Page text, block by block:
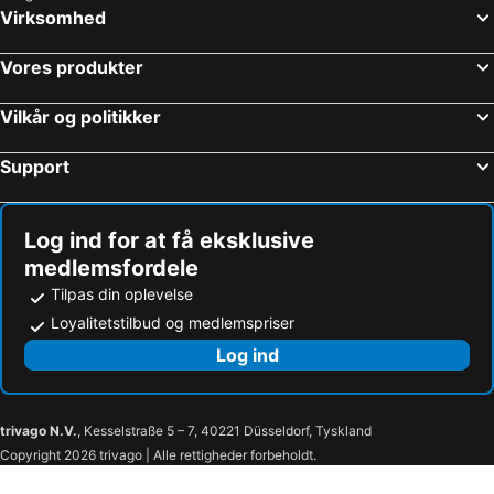
Athen, Attika Hoteller
Faliraki, Det Sydægæiske Hav Hoteller
Virksomhed
Vores produkter
Vilkår og politikker
Support
Log ind for at få eksklusive
medlemsfordele
Tilpas din oplevelse
Loyalitetstilbud og medlemspriser
Log ind
trivago N.V., Kesselstraße 5 – 7, 40221 Düsseldorf, Tyskland
Copyright 2026 trivago | Alle rettigheder forbeholdt.